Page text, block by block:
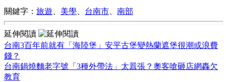
關鍵字： 旅遊 美學 台南市 南部
延伸閱讀
台南3百年前就有「海陸堡」安平古堡變熱蘭遮堡很潮或浪費
錢？
台南鍋燒麵老字號「3種外帶法」太囂張？奧客嗆砸店網轟欠
教育